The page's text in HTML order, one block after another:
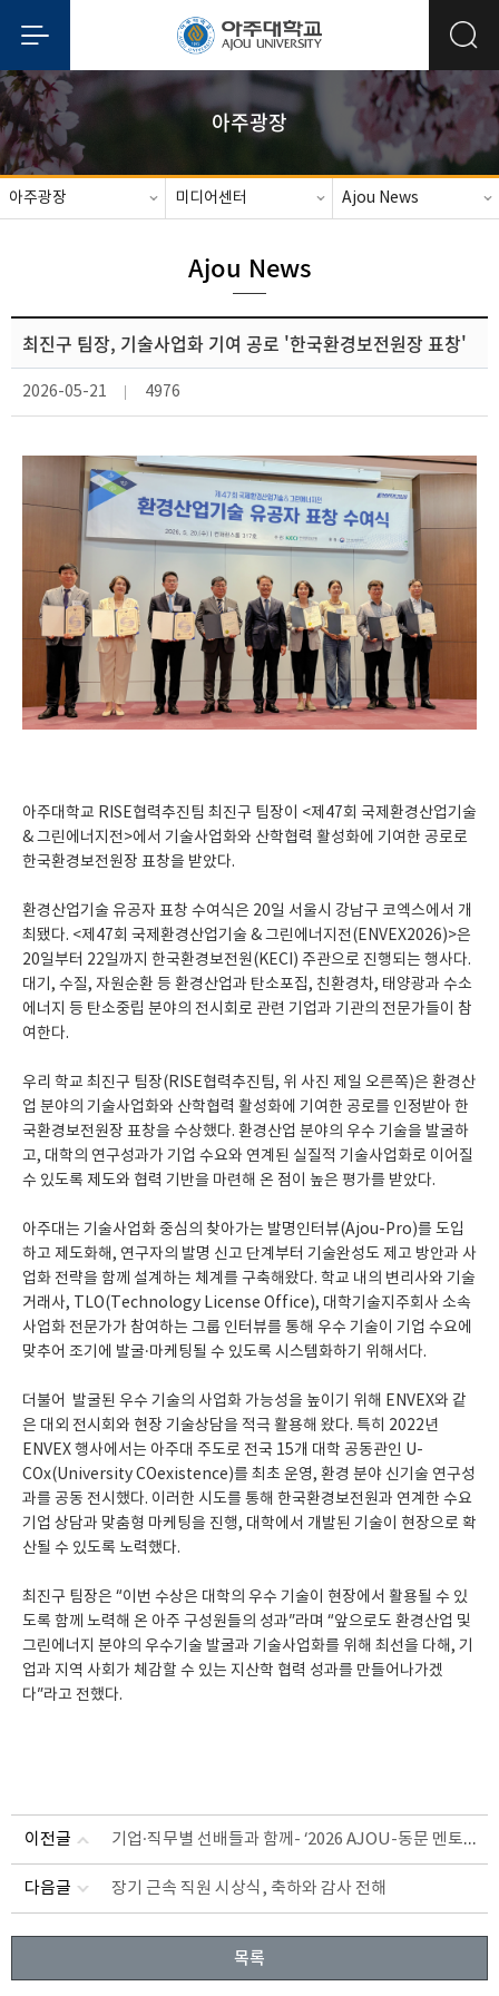
아주광장
아주광장 미디어센터 Ajou News
Ajou News
최진구 팀장, 기술사업화 기여 공로 '한국환경보전원장 표창'
2026-05-21 4976
아주대학교 RISE협력추진팀 최진구 팀장이 <제47회 국제환경산업기술
& 그린에너지전>에서 기술사업화와 산학협력 활성화에 기여한 공로로
한국환경보전원장 표창을 받았다.
환경산업기술 유공자 표창 수여식은 20일 서울시 강남구 코엑스에서 개
최됐다. <제47회 국제환경산업기술 & 그린에너지전(ENVEX2026)>은
20일부터 22일까지 한국환경보전원(KECI) 주관으로 진행되는 행사다.
대기, 수질, 자원순환 등 환경산업과 탄소포집, 친환경차, 태양광과 수소
에너지 등 탄소중립 분야의 전시회로 관련 기업과 기관의 전문가들이 참
여한다.
우리 학교 최진구 팀장(RISE협력추진팀, 위 사진 제일 오른쪽)은 환경산
업 분야의 기술사업화와 산학협력 활성화에 기여한 공로를 인정받아 한
국환경보전원장 표창을 수상했다. 환경산업 분야의 우수 기술을 발굴하
고, 대학의 연구성과가 기업 수요와 연계된 실질적 기술사업화로 이어질
수 있도록 제도와 협력 기반을 마련해 온 점이 높은 평가를 받았다.
아주대는 기술사업화 중심의 찾아가는 발명인터뷰(Ajou-Pro)를 도입
하고 제도화해, 연구자의 발명 신고 단계부터 기술완성도 제고 방안과 사
업화 전략을 함께 설계하는 체계를 구축해왔다. 학교 내의 변리사와 기술
거래사, TLO(Technology License Office), 대학기술지주회사 소속
사업화 전문가가 참여하는 그룹 인터뷰를 통해 우수 기술이 기업 수요에
맞추어 조기에 발굴·마케팅될 수 있도록 시스템화하기 위해서다.
더불어 발굴된 우수 기술의 사업화 가능성을 높이기 위해 ENVEX와 같
은 대외 전시회와 현장 기술상담을 적극 활용해 왔다. 특히 2022년
ENVEX 행사에서는 아주대 주도로 전국 15개 대학 공동관인 U-
COx(University COexistence)를 최초 운영, 환경 분야 신기술 연구성
과를 공동 전시했다. 이러한 시도를 통해 한국환경보전원과 연계한 수요
기업 상담과 맞춤형 마케팅을 진행, 대학에서 개발된 기술이 현장으로 확
산될 수 있도록 노력했다.
최진구 팀장은 “이번 수상은 대학의 우수 기술이 현장에서 활용될 수 있
도록 함께 노력해 온 아주 구성원들의 성과”라며 “앞으로도 환경산업 및
그린에너지 분야의 우수기술 발굴과 기술사업화를 위해 최선을 다해, 기
업과 지역 사회가 체감할 수 있는 지산학 협력 성과를 만들어나가겠
다”라고 전했다.
이전글 기업·직무별 선배들과 함께- ‘2026 AJOU-동문 멘토링’ 개최
다음글 장기 근속 직원 시상식, 축하와 감사 전해
목록